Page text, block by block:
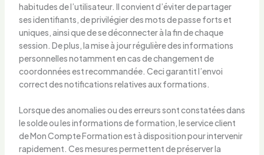
habitudes de l’utilisateur. Il convient d’éviter de partager
ses identifiants, de privilégier des mots de passe forts et
uniques, ainsi que de se déconnecter à la fin de chaque
session. De plus, la mise à jour régulière des informations
personnelles notamment en cas de changement de
coordonnées est recommandée. Ceci garantit l’envoi
correct des notifications relatives aux formations.
Lorsque des anomalies ou des erreurs sont constatées dans
le solde ou les informations de formation, le service client
de Mon Compte Formation est à disposition pour intervenir
rapidement. Ces mesures permettent de préserver la